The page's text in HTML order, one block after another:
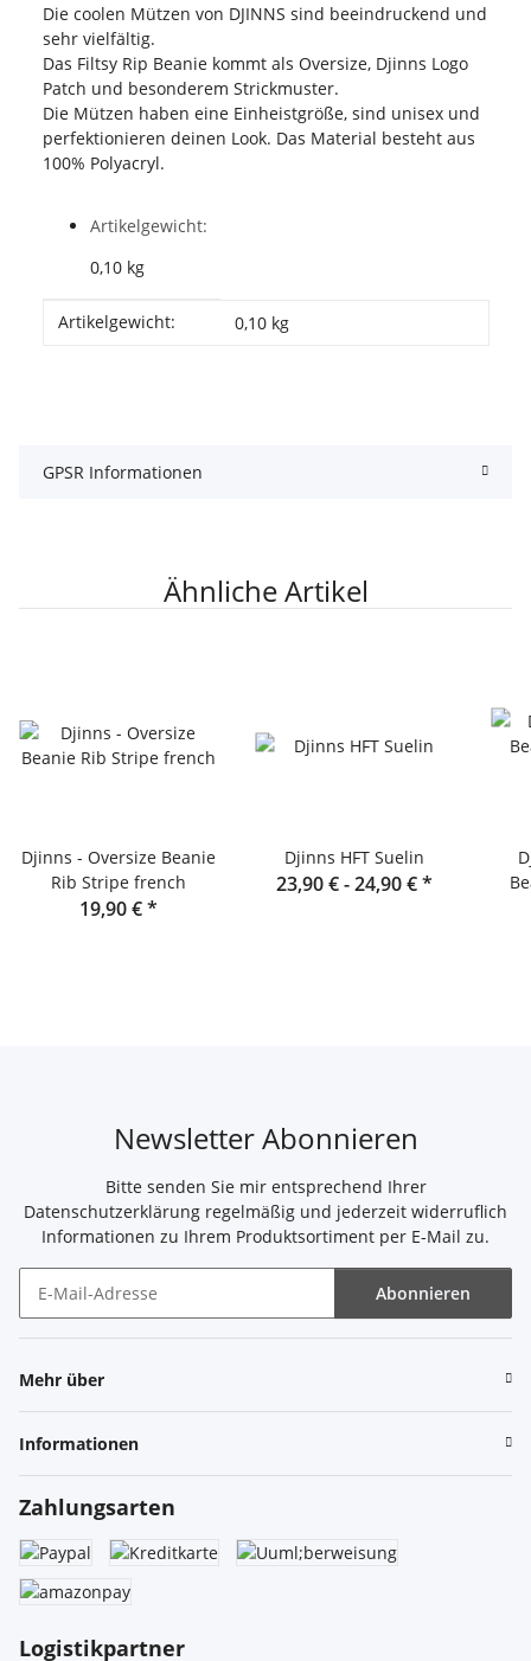
Die coolen Mützen von DJINNS sind beeindruckend und
sehr vielfältig.
Das Filtsy Rip Beanie kommt als Oversize, Djinns Logo
Patch und besonderem Strickmuster.
Die Mützen haben eine Einheistgröße, sind unisex und
perfektionieren deinen Look. Das Material besteht aus
100% Polyacryl.
Artikelgewicht:
0,10 kg
Produkteigenschaft
Wert
Artikelgewicht: 0,10 kg
GPSR Informationen
Ähnliche Artikel
Djinns - Oversize Beanie
Rib Stripe french
19,90 €*
Djinns HFT Suelin
23,90 € -24,90 €*
Newsletter Abonnieren
Bitte senden Sie mir entsprechend Ihrer
Datenschutzerklärung regelmäßig und jederzeit widerruflich
Informationen zu Ihrem Produktsortiment per E-Mail zu.
Abonnieren
Mehr über
Informationen
Zahlungsarten
Logistikpartner